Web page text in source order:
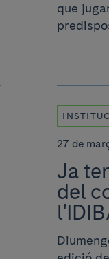
que
27 de
Ja
del